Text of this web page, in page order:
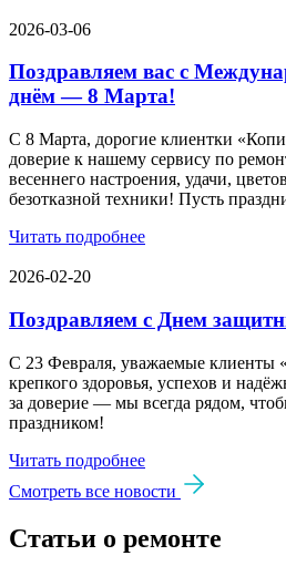
2026-03-06
Поздравляем вас с
днём — 8 Марта!
С 8 Марта, дорогие клиентки
доверие к нашему сервису по
весеннего настроения, удачи,
безотказной техники! Пусть
Читать подробнее
2026-02-20
Поздравляем с Днем
С 23 Февраля, уважаемые клиенты
крепкого здоровья, успехов и
за доверие — мы всегда рядом,
праздником!
Читать подробнее
Смотреть все новости
Статьи о ремонте